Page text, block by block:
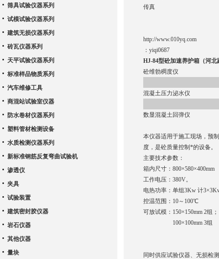
传真
http://www.010yq.com
： yiqi0687
HJ-84型砼加速养护箱（河北
砼维勃稠度仪
混凝土压力泌水仪
数显混凝土回弹仪
本仪器适用于施工现场，预
度，是砼质量控制*的设备。
主要技术参数：
箱内尺寸：800×580×400mm
工作电压：380V。
电热功率：单组3Kw 计
控温范围：10～100℃
可放试模：150×150mm 2组；
100×100mm 3组
同时供应试验仪器、无损检
筛具试验仪器系列
试模试验仪器系列
建筑无损仪器系列
砖瓦仪器系列
天平试验仪器系列
标准样品物质系列
汽车维修工具
商混站试验室仪器
防水卷材仪器系列
塑料管材检测设备
水质检测仪器系列
新标准钢筋反复弯曲试验机
渗透仪
夹具
试验装置
建筑密封胶仪器
岩石仪器
其他仪器
量块